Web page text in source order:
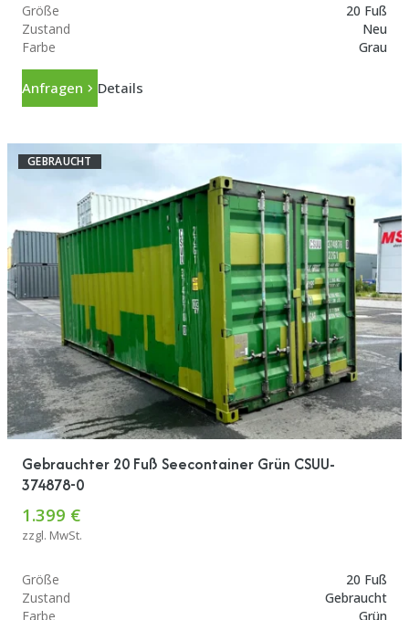
Größe
20 Fuß
Zustand
Neu
Farbe
Grau
Anfragen Details
GEBRAUCHT
Gebrauchter 20 Fuß Seecontainer Grün CSUU-
374878-0
1.399 €
zzgl. MwSt.
Größe
20 Fuß
Zustand
Gebraucht
Farbe
Grün